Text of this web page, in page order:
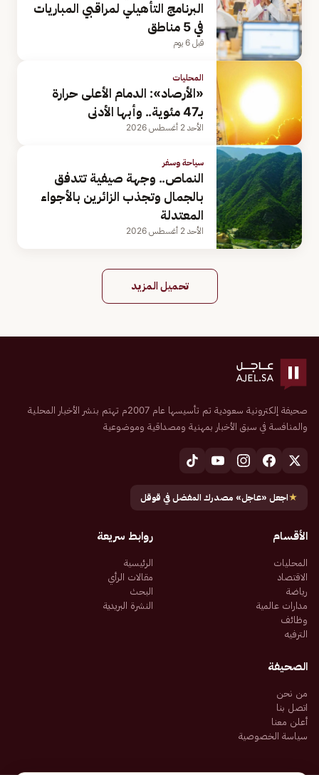
البرنامج التأهيلي لمراقبي المباريات
في 5 مناطق
قبل 6 يوم
المحليات
«الأرصاد»: الدمام الأعلى حرارة
بـ47 مئوية.. وأبها الأدنى
الأحد 2 أغسطس 2026
سياحة وسفر
النماص.. وجهة صيفية تتدفق
بالجمال وتجذب الزائرين بالأجواء
المعتدلة
الأحد 2 أغسطس 2026
تحميل المزيد
صحيفة إلكترونية سعودية تم تأسيسها عام 2007م تهتم بنشر الأخبار المحلية
والمنافسة في سبق الأخبار بمهنية ومصداقية وموضوعية
★اجعل «عاجل» مصدرك المفضل في قوقل
الأقسام
المحليات
الاقتصاد
رياضة
مدارات عالمية
وظائف
الترفيه
روابط سريعة
الرئيسية
مقالات الرأي
البحث
النشرة البريدية
الصحيفة
من نحن
اتصل بنا
أعلن معنا
سياسة الخصوصية